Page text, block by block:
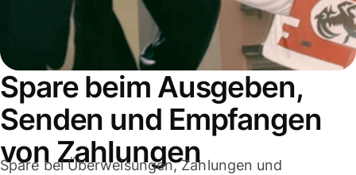
Spare beim Ausgeben,
Senden und Empfangen
von Zahlungen
Spare bei Überweisungen, Zahlungen und